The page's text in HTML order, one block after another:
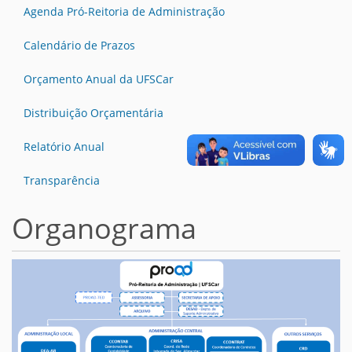
Agenda Pró-Reitoria de Administração
Calendário de Prazos
Orçamento Anual da UFSCar
Distribuição Orçamentária
Relatório Anual
Transparência
Organograma